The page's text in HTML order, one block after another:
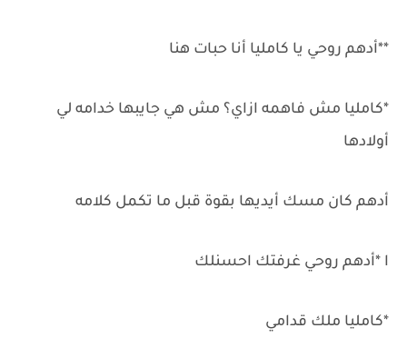
**أدهم روحي يا كامليا أنا حبات هنا
*كامليا مش فاهمه ازاي؟ مش هي جايبها خدامه لي
أولادها
أدهم كان مسك أيديها بقوة قبل ما تكمل كلامه
ا *أدهم روحي غرفتك احسنلك
*كامليا ملك قدامي